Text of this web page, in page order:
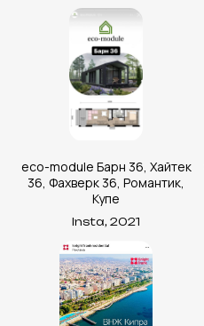
eco-module Барн 36, Хайтек
36, Фахверк 36, Романтик,
Купе
Insta, 2021